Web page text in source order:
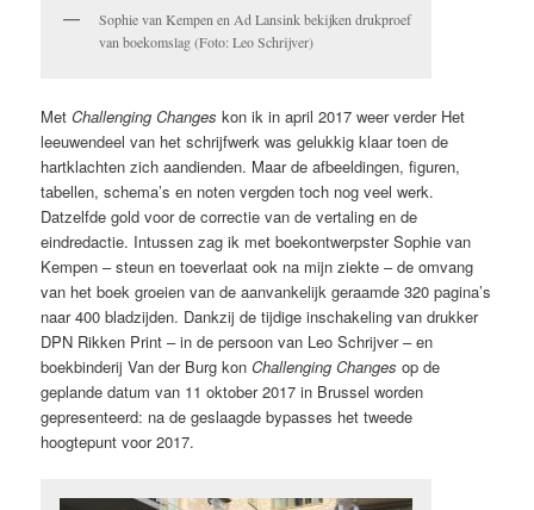
Sophie van Kempen en Ad Lansink bekijken drukproef
van boekomslag (Foto: Leo Schrijver)
MetChallenging Changes kon ik in april 2017 weer verder Het
leeuwendeel van het schrijfwerk was gelukkig klaar toen de
hartklachten zich aandienden. Maar de afbeeldingen, figuren,
tabellen, schema’s en noten vergden toch nog veel werk.
Datzelfde gold voor de correctie van de vertaling en de
eindredactie. Intussen zag ik met boekontwerpster Sophie van
Kempen – steun en toeverlaat ook na mijn ziekte – de omvang
van het boek groeien van de aanvankelijk geraamde 320 pagina’s
naar 400 bladzijden. Dankzij de tijdige inschakeling van drukker
DPN Rikken Print – in de persoon van Leo Schrijver – en
boekbinderij Van der Burg konChallenging Changes op de
geplande datum van 11 oktober 2017 in Brussel worden
gepresenteerd: na de geslaagde bypasses het tweede
hoogtepunt voor 2017.